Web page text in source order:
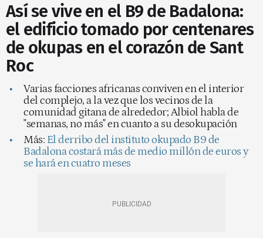
Así se vive en el B9 de Badalona:
el edificio tomado por centenares
de okupas en el corazón de Sant
Roc
Varias facciones africanas conviven en el interior
del complejo, a la vez que los vecinos de la
comunidad gitana de alrededor; Albiol habla de
"semanas, no más" en cuanto a su desokupación
Más: El derribo del instituto okupado B9 de
Badalona costará más de medio millón de euros y
se hará en cuatro meses